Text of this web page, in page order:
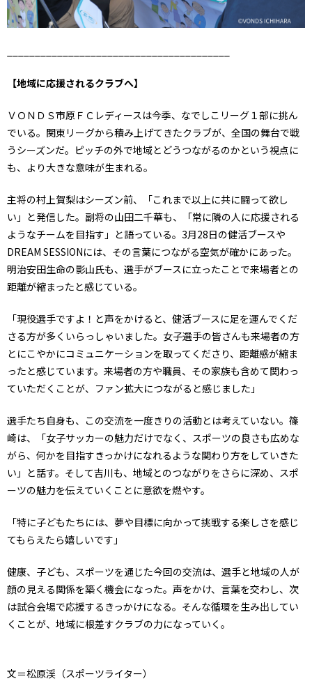
【地域に応援されるクラブへ】
ＶＯＮＤＳ市原ＦＣレディースは今季、なでしこリーグ１部に挑ん
でいる。関東リーグから積み上げてきたクラブが、全国の舞台で戦
うシーズンだ。ピッチの外で地域とどうつながるのかという視点に
も、より大きな意味が生まれる。
主将の村上賀梨はシーズン前、「これまで以上に共に闘って欲し
い」と発信した。副将の山田二千華も、「常に隣の人に応援される
ようなチームを目指す」と語っている。3月28日の健活ブースや
DREAM SESSIONには、その言葉につながる空気が確かにあった。
明治安田生命の影山氏も、選手がブースに立ったことで来場者との
距離が縮まったと感じている。
「現役選手ですよ！と声をかけると、健活ブースに足を運んでくだ
さる方が多くいらっしゃいました。女子選手の皆さんも来場者の方
とにこやかにコミュニケーションを取ってくださり、距離感が縮ま
ったと感じています。来場者の方や職員、その家族も含めて関わっ
ていただくことが、ファン拡大につながると感じました」
選手たち自身も、この交流を一度きりの活動とは考えていない。篠
崎は、「女子サッカーの魅力だけでなく、スポーツの良さも広めな
がら、何かを目指すきっかけになれるような関わり方をしていきた
い」と話す。そして吉川も、地域とのつながりをさらに深め、スポ
ーツの魅力を伝えていくことに意欲を燃やす。
「特に子どもたちには、夢や目標に向かって挑戦する楽しさを感じ
てもらえたら嬉しいです」
健康、子ども、スポーツを通じた今回の交流は、選手と地域の人が
顔の見える関係を築く機会になった。声をかけ、言葉を交わし、次
は試合会場で応援するきっかけになる。そんな循環を生み出してい
くことが、地域に根差すクラブの力になっていく。
文＝松原渓（スポーツライター）